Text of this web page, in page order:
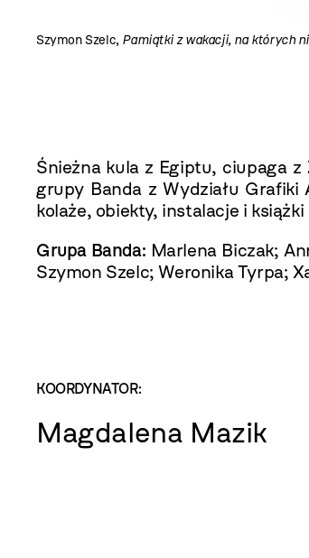
Szymon Szelc, Pamiątki z wakacji, na których
Śnieżna kula z Egiptu, ciupaga
grupy Banda z Wydziału
kolaże, obiekty, instalacje i
Grupa Banda: Marlena Biczak;
Szymon Szelc; Weronika Tyrpa;
KOORDYNATOR:
Magdalena Mazik